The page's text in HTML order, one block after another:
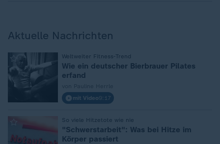
Aktuelle Nachrichten
Weltweiter Fitness-Trend
:
Wie ein deutscher Bierbrauer Pilates
erfand
mit Video9:17
So viele Hitzetote wie nie
:
"Schwerstarbeit": Was bei Hitze im
Körper passiert